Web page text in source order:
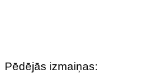
Pēdējās izmaiņas: